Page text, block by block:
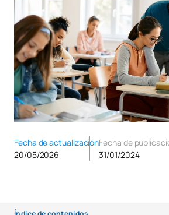
Fecha de actualización
20/05/2026
Fecha de
31/01/2024